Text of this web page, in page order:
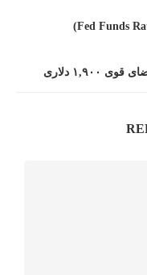
دلاری